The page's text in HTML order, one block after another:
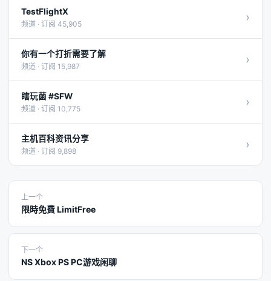
TestFlightX
频道 · 订阅 45,905 ›
你有一个打折需要了解
频道 · 订阅 15,987 ›
瞎玩菌 #SFW
频道 · 订阅 10,775 ›
主机百科资讯分享
频道 · 订阅 9,898 ›
上一个
限時免費 LimitFree
下一个
NS Xbox PS PC游戏闲聊